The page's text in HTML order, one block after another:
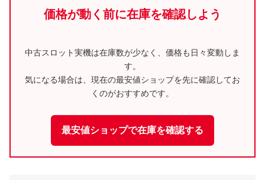
価格が動く前に在庫を確認しよう
中古スロット実機は在庫数が少なく、価格も日々変動しま
す。
気になる場合は、現在の最安値ショップを先に確認してお
くのがおすすめです。
最安値ショップで在庫を確認する